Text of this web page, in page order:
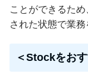
ことができるた
された状態で業務
＜Stockをお